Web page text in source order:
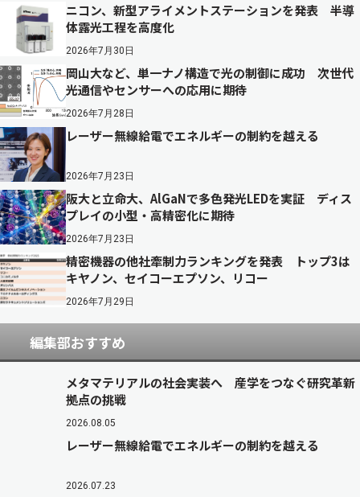
ニコン、新型アライメントステーションを発表 半導
体露光工程を高度化
2026年7月30日
岡山大など、単一ナノ構造で光の制御に成功 次世代
光通信やセンサーへの応用に期待
2026年7月28日
レーザー無線給電でエネルギーの制約を越える
2026年7月23日
阪大と立命大、AlGaNで多色発光LEDを実証 ディス
プレイの小型・高精密化に期待
2026年7月23日
精密機器の他社牽制力ランキングを発表 トップ3は
キヤノン、セイコーエプソン、リコー
2026年7月29日
編集部おすすめ
メタマテリアルの社会実装へ 産学をつなぐ研究革新
拠点の挑戦
2026.08.05
レーザー無線給電でエネルギーの制約を越える
2026.07.23